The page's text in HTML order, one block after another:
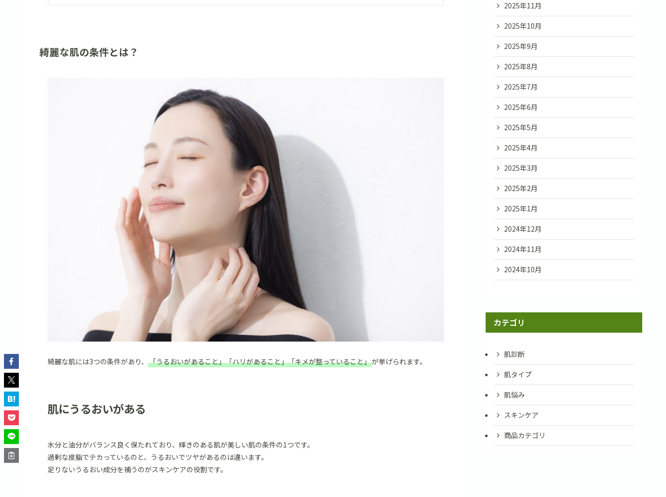
綺麗な肌の条件とは？
綺麗な肌には3つの条件があり、 「うるおいがあること」「ハリがあること」「キメが整っていること」が挙げられます。
肌にうるおいがある
水分と油分がバランス良く保たれており、輝きのある肌が美しい肌の条件の1つです。
過剰な皮脂でテカっているのと、うるおいでツヤがあるのは違います。
足りないうるおい成分を補うのがスキンケアの役割です。
2025年11月
2025年10月
2025年9月
2025年8月
2025年7月
2025年6月
2025年5月
2025年4月
2025年3月
2025年2月
2025年1月
2024年12月
2024年11月
2024年10月
カテゴリ
肌診断
肌タイプ
肌悩み
スキンケア
商品カテゴリ